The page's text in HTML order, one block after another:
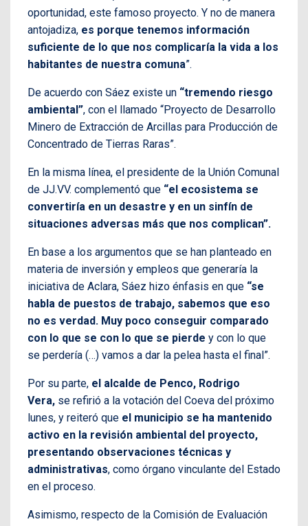
oportunidad, este famoso proyecto. Y no de manera
antojadiza, es porque tenemos información
suficiente de lo que nos complicaría la vida a los
habitantes de nuestra comuna”.
De acuerdo con Sáez existe un “tremendo riesgo
ambiental”, con el llamado “Proyecto de Desarrollo
Minero de Extracción de Arcillas para Producción de
Concentrado de Tierras Raras”.
En la misma línea, el presidente de la Unión Comunal
de JJ.VV. complementó que “el ecosistema se
convertiría en un desastre y en un sinfín de
situaciones adversas más que nos complican”.
En base a los argumentos que se han planteado en
materia de inversión y empleos que generaría la
iniciativa de Aclara, Sáez hizo énfasis en que “se
habla de puestos de trabajo, sabemos que eso
no es verdad. Muy poco conseguir comparado
con lo que se con lo que se pierde y con lo que
se perdería (…) vamos a dar la pelea hasta el final”.
Por su parte, el alcalde de Penco, Rodrigo
Vera, se refirió a la votación del Coeva del próximo
lunes, y reiteró que el municipio se ha mantenido
activo en la revisión ambiental del proyecto,
presentando observaciones técnicas y
administrativas, como órgano vinculante del Estado
en el proceso.
Asimismo, respecto de la Comisión de Evaluación